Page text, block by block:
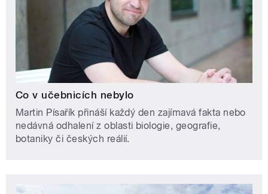
Co v učebnicích nebylo
Martin Písařík přináší každý den zajímavá fakta nebo
nedávná odhalení z oblasti biologie, geografie,
botaniky či českých reálií.